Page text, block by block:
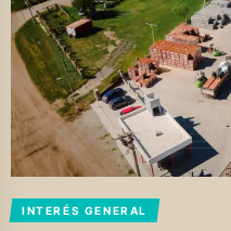
INTERÉS GENERAL